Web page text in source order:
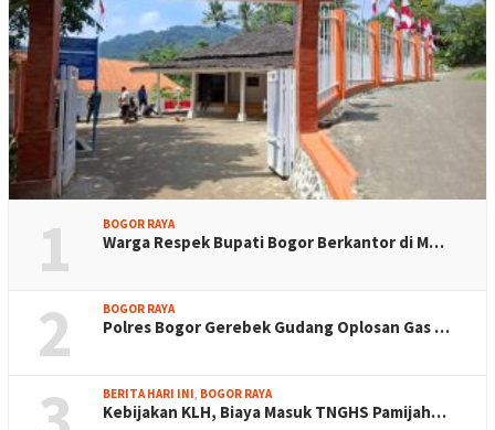
1 BOGOR RAYA
Warga Respek Bupati Bogor Berkantor di M…
2 BOGOR RAYA
Polres Bogor Gerebek Gudang Oplosan Gas …
BERITA HARI INI, BOGOR RAYA
Kebijakan KLH, Biaya Masuk TNGHS Pamijah…